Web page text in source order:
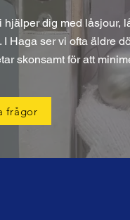
dig med låsjour,
Haga ser vi ofta äldre
skonsamt för att
frågor